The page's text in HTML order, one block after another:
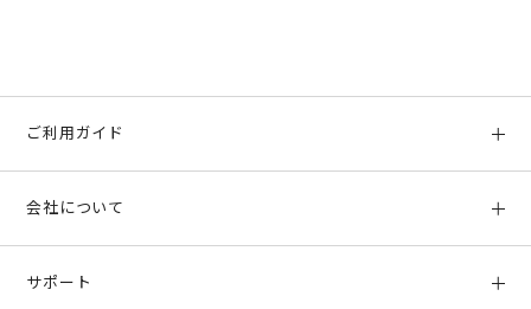
ご利用ガイド
お支払い方法、配送について
会社について
サポート